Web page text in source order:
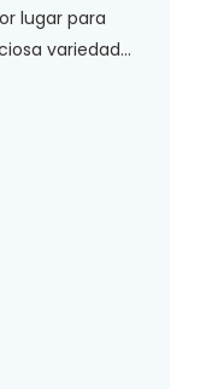
lugar para
variedad...